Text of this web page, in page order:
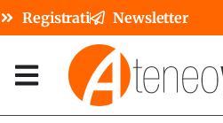
Registrati Newsletter